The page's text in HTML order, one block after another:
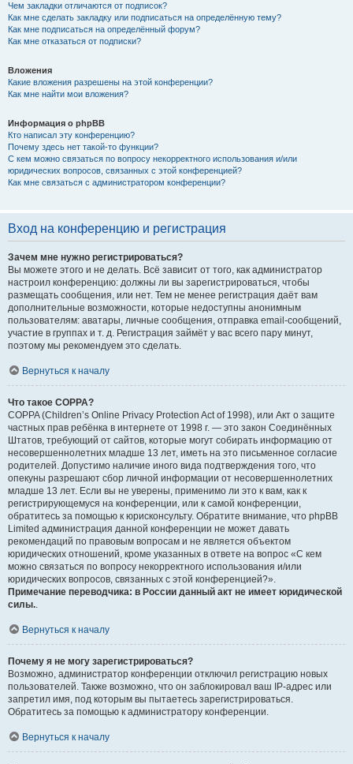
Чем закладки отличаются от подписок?
Как мне сделать закладку или подписаться на определённую тему?
Как мне подписаться на определённый форум?
Как мне отказаться от подписки?
Вложения
Какие вложения разрешены на этой конференции?
Как мне найти мои вложения?
Информация о phpBB
Кто написал эту конференцию?
Почему здесь нет такой-то функции?
С кем можно связаться по вопросу некорректного использования и/или
юридических вопросов, связанных с этой конференцией?
Как мне связаться с администратором конференции?
Вход на конференцию и регистрация
Зачем мне нужно регистрироваться?
Вы можете этого и не делать. Всё зависит от того, как администратор
настроил конференцию: должны ли вы зарегистрироваться, чтобы
размещать сообщения, или нет. Тем не менее регистрация даёт вам
дополнительные возможности, которые недоступны анонимным
пользователям: аватары, личные сообщения, отправка email-сообщений,
участие в группах и т. д. Регистрация займёт у вас всего пару минут,
поэтому мы рекомендуем это сделать.
Вернуться к началу
Что такое COPPA?
COPPA (Children’s Online Privacy Protection Act of 1998), или Акт о защите
частных прав ребёнка в интернете от 1998 г. — это закон Соединённых
Штатов, требующий от сайтов, которые могут собирать информацию от
несовершеннолетних младше 13 лет, иметь на это письменное согласие
родителей. Допустимо наличие иного вида подтверждения того, что
опекуны разрешают сбор личной информации от несовершеннолетних
младше 13 лет. Если вы не уверены, применимо ли это к вам, как к
регистрирующемуся на конференции, или к самой конференции,
обратитесь за помощью к юрисконсульту. Обратите внимание, что phpBB
Limited администрация данной конференции не может давать
рекомендаций по правовым вопросам и не является объектом
юридических отношений, кроме указанных в ответе на вопрос «С кем
можно связаться по вопросу некорректного использования и/или
юридических вопросов, связанных с этой конференцией?».
Примечание переводчика: в России данный акт не имеет юридической
силы..
Вернуться к началу
Почему я не могу зарегистрироваться?
Возможно, администратор конференции отключил регистрацию новых
пользователей. Также возможно, что он заблокировал ваш IP-адрес или
запретил имя, под которым вы пытаетесь зарегистрироваться.
Обратитесь за помощью к администратору конференции.
Вернуться к началу